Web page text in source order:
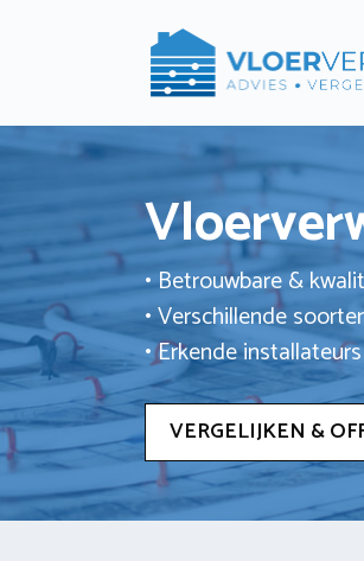
• Betrouwbare &
• Verschillende
• Erkende
VERGELIJKEN &